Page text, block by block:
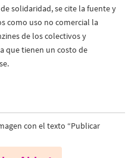
solidaridad, se cite la fuente y
como uso no comercial la
de los colectivos y
que tienen un costo de
con el texto “Publicar